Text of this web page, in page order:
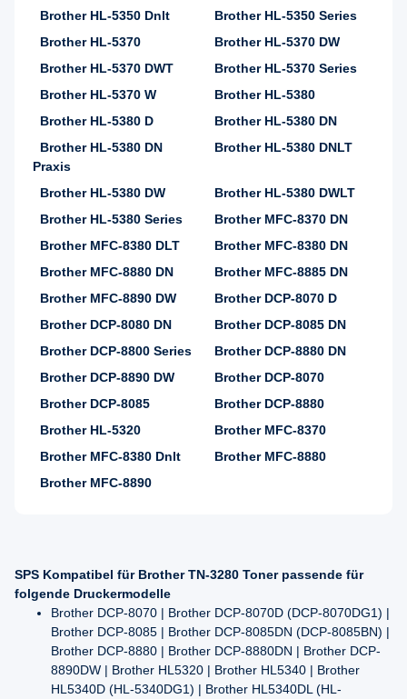
Brother HL-5350 Dnlt
Brother HL-5350 Series
Brother HL-5370
Brother HL-5370 DW
Brother HL-5370 DWT
Brother HL-5370 Series
Brother HL-5370 W
Brother HL-5380
Brother HL-5380 D
Brother HL-5380 DN
Brother HL-5380 DN
Praxis
Brother HL-5380 DNLT
Brother HL-5380 DW
Brother HL-5380 DWLT
Brother HL-5380 Series
Brother MFC-8370 DN
Brother MFC-8380 DLT
Brother MFC-8380 DN
Brother MFC-8880 DN
Brother MFC-8885 DN
Brother MFC-8890 DW
Brother DCP-8070 D
Brother DCP-8080 DN
Brother DCP-8085 DN
Brother DCP-8800 Series
Brother DCP-8880 DN
Brother DCP-8890 DW
Brother DCP-8070
Brother DCP-8085
Brother DCP-8880
Brother HL-5320
Brother MFC-8370
Brother MFC-8380 Dnlt
Brother MFC-8880
Brother MFC-8890
SPS Kompatibel für Brother TN-3280 Toner passende für
folgende Druckermodelle
Brother DCP-8070 | Brother DCP-8070D (DCP-8070DG1) |
Brother DCP-8085 | Brother DCP-8085DN (DCP-8085BN) |
Brother DCP-8880 | Brother DCP-8880DN | Brother DCP-
8890DW | Brother HL5320 | Brother HL5340 | Brother
HL5340D (HL-5340DG1) | Brother HL5340DL (HL-